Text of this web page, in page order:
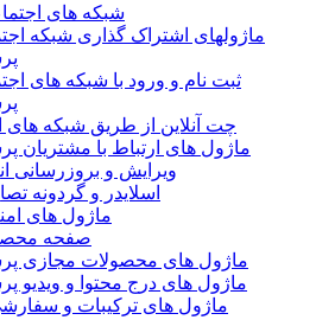
شبکه های
ماژولهای اشتراک‌ گذاری شبکه
ثبت نام و ورود با شبکه های
چت آنلاین از طریق شبکه های
ماژول های ارتباط با مشتریان
ویرایش و بروزرسانی
اسلایدر و گردونه
ماژول های
صفحه
ماژول های محصولات مجازی
ماژول های درج محتوا و ویدیو
ماژول های ترکیبات و